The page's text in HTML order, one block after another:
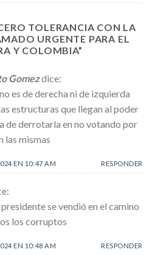
TOLERANCIA CON LA
URGENTE PARA EL
Y COLOMBIA”
Gomezdice:
es de derecha ni de izquierda
estructuras que llegan al poder
de derrotarla en no votando por
las mismas
EN 10:47 AM RESPONDER
se vendió en el camino
los corruptos
EN 10:48 AM RESPONDER